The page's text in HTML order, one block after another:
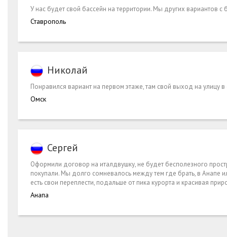
У нас будет свой бассейн на территории. Мы других вариантов
Ставрополь
Николай
Понравился вариант на первом этаже, там свой выход на улицу
Омск
Сергей
Оформили договор на италдвушку, не будет бесполезного
покупали. Мы долго сомневалось между тем где брать, в Анапе
есть свои переплести, подальше от пика курорта и красивая
Анапа